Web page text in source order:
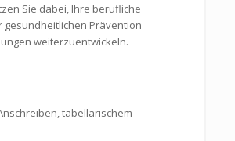
Sie dabei, Ihre berufliche
gesundheitlichen Prävention
weiterzuentwickeln.
tabellarischem